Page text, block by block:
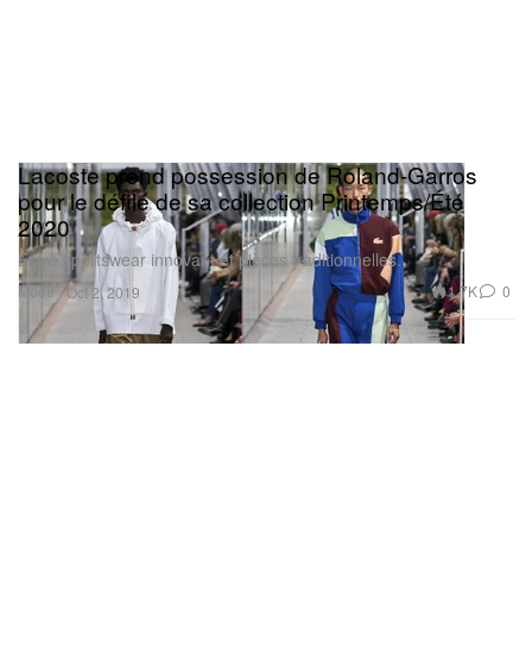
Mode
Lacoste prend possession de Roland-Garros
pour le défilé de sa collection Printemps/Été
2020
Entre sportswear innovant et pièces traditionnelles.
Oct 2, 2019 1.7K 0